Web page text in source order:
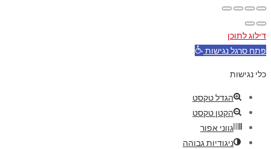
לראש
העמוד
דילוג לתוכן
פתח סרגל נגישות
כלי נגישות
הגדל טקסט
הקטן טקסט
גווני אפור
ניגודיות גבוהה